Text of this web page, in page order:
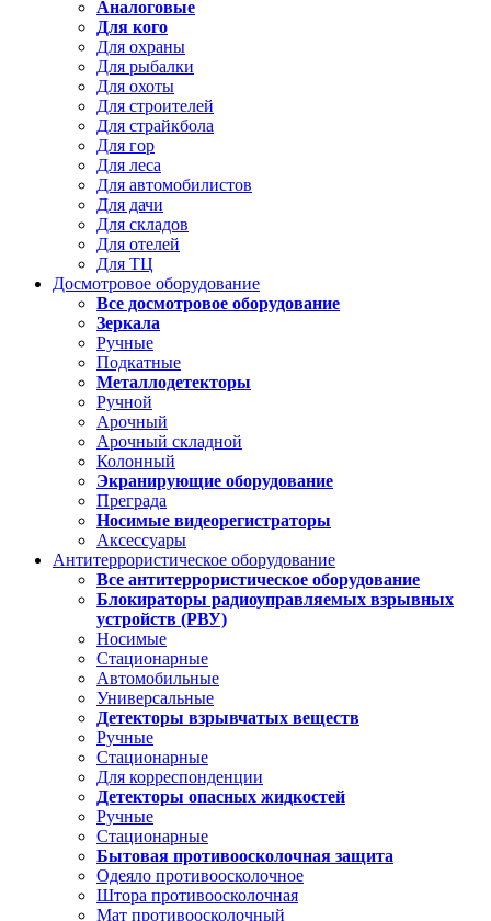
Аналоговые
Для кого
Для охраны
Для рыбалки
Для охоты
Для строителей
Для страйкбола
Для гор
Для леса
Для автомобилистов
Для дачи
Для складов
Для отелей
Для ТЦ
Досмотровое оборудование
Все досмотровое оборудование
Зеркала
Ручные
Подкатные
Металлодетекторы
Ручной
Арочный
Арочный складной
Колонный
Экранирующие оборудование
Преграда
Носимые видеорегистраторы
Аксессуары
Антитеррористическое оборудование
Все антитеррористическое оборудование
Блокираторы радиоуправляемых взрывных
устройств (РВУ)
Носимые
Стационарные
Автомобильные
Универсальные
Детекторы взрывчатых веществ
Ручные
Стационарные
Для корреспонденции
Детекторы опасных жидкостей
Ручные
Стационарные
Бытовая противоосколочная защита
Одеяло противоосколочное
Штора противоосколочная
Мат противоосколочный